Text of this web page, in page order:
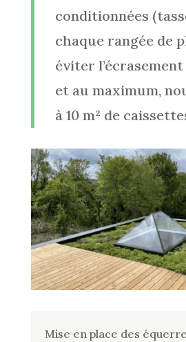
conditionnées
chaque rangée de
éviter
et au maximum,
à 10 m² de
Mise en place des